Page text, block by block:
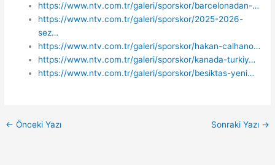
https://www.ntv.com.tr/galeri/sporskor/barcelonadan-…
https://www.ntv.com.tr/galeri/sporskor/2025-2026-
sez…
https://www.ntv.com.tr/galeri/sporskor/hakan-calhano…
https://www.ntv.com.tr/galeri/sporskor/kanada-turkiy…
https://www.ntv.com.tr/galeri/sporskor/besiktas-yeni…
← Önceki Yazı Sonraki Yazı →